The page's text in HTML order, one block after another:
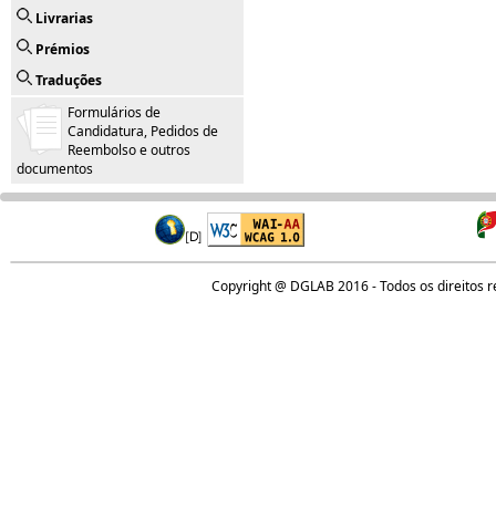
Livrarias
Prémios
Traduções
Formulários de
Candidatura, Pedidos de
Reembolso e outros
documentos
Copyright @ DGLAB 2016 - Todos os